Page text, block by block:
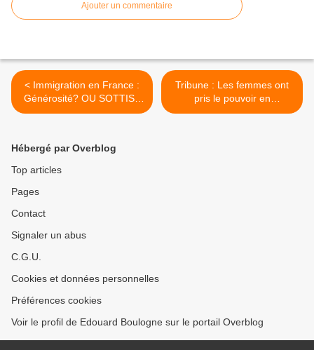
Ajouter un commentaire
< Immigration en France :
Générosité? OU SOTTISE
?
Tribune : Les femmes ont
pris le pouvoir en
Guadeloupe et non en
Hébergé par Overblog
Top articles
Pages
Contact
Signaler un abus
C.G.U.
Cookies et données personnelles
Préférences cookies
Voir le profil de Edouard Boulogne sur le portail Overblog